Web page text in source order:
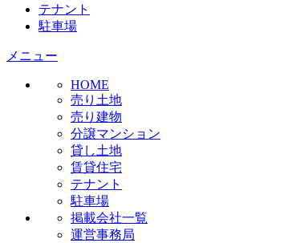
テナント
駐車場
メニュー
HOME
売り土地
売り建物
分譲マンション
貸し土地
賃貸住宅
テナント
駐車場
掲載会社一覧
運営事務局